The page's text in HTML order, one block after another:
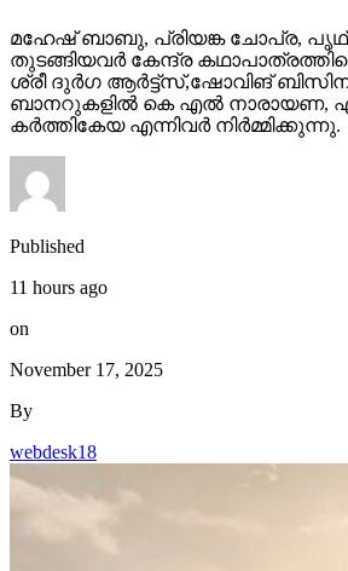
മഹേഷ് ബാബു, പ്രിയങ്ക ചോപ്ര,
തുടങ്ങിയവർ കേന്ദ്ര
ശ്രീ ദുർഗ ആർട്ട്സ്,ഷോവിങ്
ബാനറുകളിൽ കെ എൽ
കർത്തികേയ എന്നിവർ നിർമ്മിക്കുന്നു.
Published
11 hours ago
on
November 17, 2025
By
webdesk18